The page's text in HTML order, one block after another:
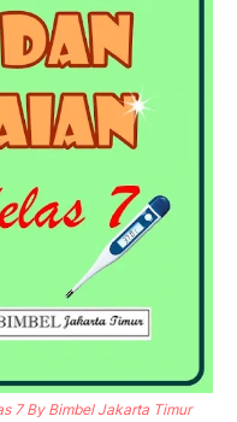
7 By Bimbel Jakarta Timur